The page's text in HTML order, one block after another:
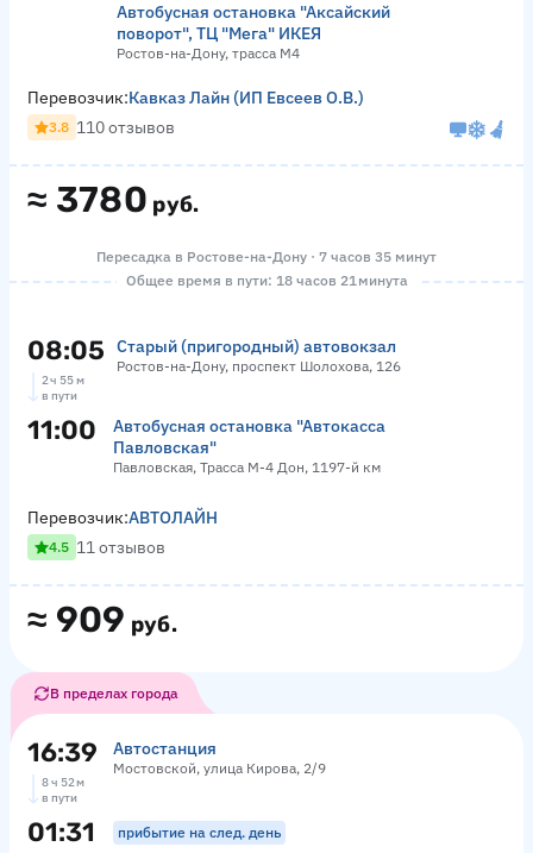
Автобусная остановка "Аксайский
поворот", ТЦ "Мега" ИКЕЯ
Ростов-на-Дону, трасса М4
≈ 3780 руб.
Перевозчик:Кавказ Лайн (ИП Евсеев О.В.)
3.8 110 отзывов
Пересадка в Ростове-на-Дону · 7 часов 35 минут
Общее время в пути: 18 часов 21 минута
08:05 Старый (пригородный) автовокзал
Ростов-на-Дону, проспект Шолохова, 126
2 ч 55 м
в пути
11:00
Автобусная остановка "Автокасса
Павловская"
Павловская, Трасса М-4 Дон, 1197-й км
≈ 909 руб.
Перевозчик:АВТОЛАЙН
4.5 11 отзывов
В пределах города
16:39 Автостанция
Мостовской, улица Кирова, 2/9
8 ч 52 м
в пути
01:31 прибытие на след. день